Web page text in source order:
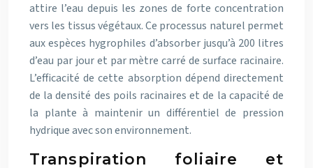
attire l’eau depuis les zones de forte concentration
vers les tissus végétaux. Ce processus naturel permet
aux espèces hygrophiles d’absorber jusqu’à 200 litres
d’eau par jour et par mètre carré de surface racinaire.
L’efficacité de cette absorption dépend directement
de la densité des poils racinaires et de la capacité de
la plante à maintenir un différentiel de pression
hydrique avec son environnement.
Transpiration foliaire et